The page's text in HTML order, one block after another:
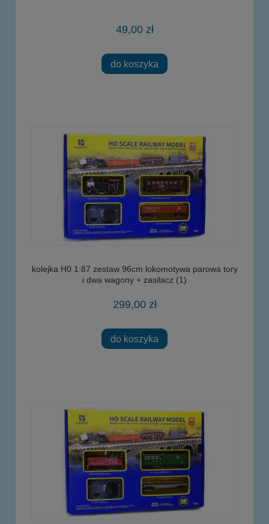
49,00 zł
do koszyka
kolejka H0 1:87 zestaw 96cm lokomotywa parowa tory
i dwa wagony + zasilacz (1)
299,00 zł
do koszyka